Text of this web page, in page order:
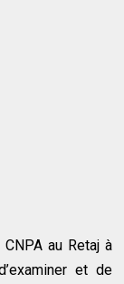
au Retaj à
et de